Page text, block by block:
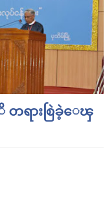
ရားစြဲခဲ့ေၾ